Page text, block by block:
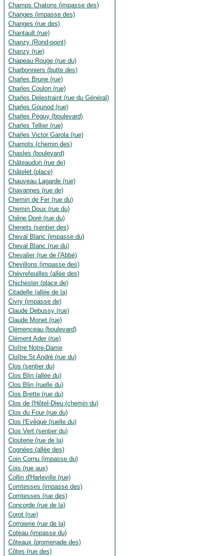
Champs Chatons (impasse des)
Changes (impasse des)
Changes (rue des)
Chantault (rue)
Chanzy (Rond-point)
Chanzy (rue)
Chapeau Rouge (rue du)
Charbonniers (butte des)
Charles Brune (rue)
Charles Coulon (rue)
Charles Delestraint (rue du Général)
Charles Gounod (rue)
Charles Péguy (boulevard)
Charles Tellier (rue)
Charles Victor Garola (rue)
Charriots (chemin des)
Chasles (boulevard)
Châteaudun (rue de)
Châtelet (place)
Chauveau Lagarde (rue)
Chavannes (rue de)
Chemin de Fer (rue du)
Chemin Doux (rue du)
Chêne Doré (rue du)
Chenets (sentier des)
Cheval Blanc (impasse du)
Cheval Blanc (rue du)
Chevalier (rue de l'Abbé)
Chevillons (impasse des)
Chèvrefeuilles (allée des)
Chichester (place de)
Citadelle (allée de la)
Civry (impasse de)
Claude Debussy (rue)
Claude Monet (rue)
Clémenceau (boulevard)
Clément Ader (rue)
Cloître Notre-Dame
Cloître St André (rue du)
Clos (sentier du)
Clos Blin (allée du)
Clos Blin (ruelle du)
Clos Brette (rue du)
Clos de l'Hôtel-Dieu (chemin du)
Clos du Four (rue du)
Clos l'Evêque (ruelle du)
Clos Vert (sentier du)
Clouterie (rue de la)
Cognées (allée des)
Coin Cornu (impasse du)
Cois (rue aux)
Collin d'Harleville (rue)
Comtesses (impasse des)
Comtesses (rue des)
Concorde (rue de la)
Corot (rue)
Corroierie (rue de la)
Coteau (impasse du)
Côteaux (promenade des)
Côtes (rue des)